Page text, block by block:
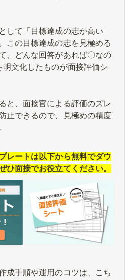
して「目標達成の志が高い
この目標達成の志を見極める
、どんな回答があれば〇なの
文化したものが面接評価シ
と、面接官による評価のズレ
止できるので、見極めの精度
レートは以下から無料でダウ
ひ面接でお役立てください。
成手順や運用のコツは、こち